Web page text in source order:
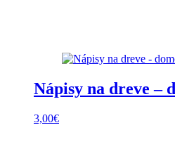
Nápisy na dreve –
3,00€